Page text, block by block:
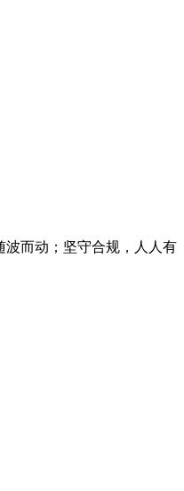
而动；坚守合规，人人有